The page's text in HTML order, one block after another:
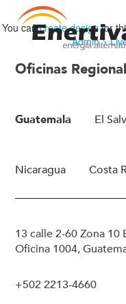
You cancreate designfor
Admin >
Oficinas
Guatemala El
Nicaragua Costa
13 calle 2-60 Zona
Oficina 1004,
+502 2213-4660